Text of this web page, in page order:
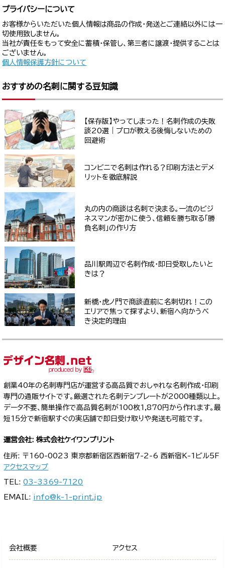
プライバシーについて
お客様からいただいた個人情報は商品の作成・発送とご連絡以外には一
切使用致しません。
当社が責任をもって安全に蓄積・保管し、第三者に譲渡・提供することは
ございません。
個人情報保護方針について
おすすめの名刺に関する豆知識
【保存版】やってしまった！名刺作成の失敗
談20選｜プロが教える後悔しないための
回避術
コンビニで名刺は作れる？印刷方法とデメ
リットを徹底解説
丸の内の商談は名刺で決まる。一流のビジ
ネスマンが密かに使う、信頼を勝ち取る「勝
負名刺」の作り方
品川駅周辺で名刺作成・即日受取したいと
きは？
新橋・虎ノ門で商談直前に名刺切れ！この
エリアで焦って探すより、新宿へ向かうべ
き決定的理由
創業40年の名刺専門店が運営する高品質でおしゃれな名刺作成・印刷
専門の通販サイトです。厳選された名刺テンプレートが2000種類以上。
データ不要、簡単操作で高品質名刺が100枚1,870円から作れます。最
短15分で新宿駅すぐの実店舗で即日受け取りや発送も可能です。
運営会社: 株式会社ケイワンプリント
住所: 〒160-0023 東京都新宿区西新宿7-2-6 西新宿K-1ビル5F
アクセスマップ
TEL:03-3369-7120
EMAIL: info@k-1-print.jp
会社概要 アクセス